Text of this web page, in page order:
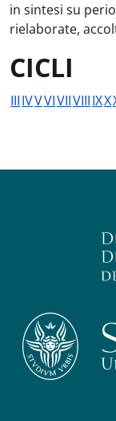
in sintesi su
rielaborate,
CICLI
IIIIVVVIVIIVIIIIXX